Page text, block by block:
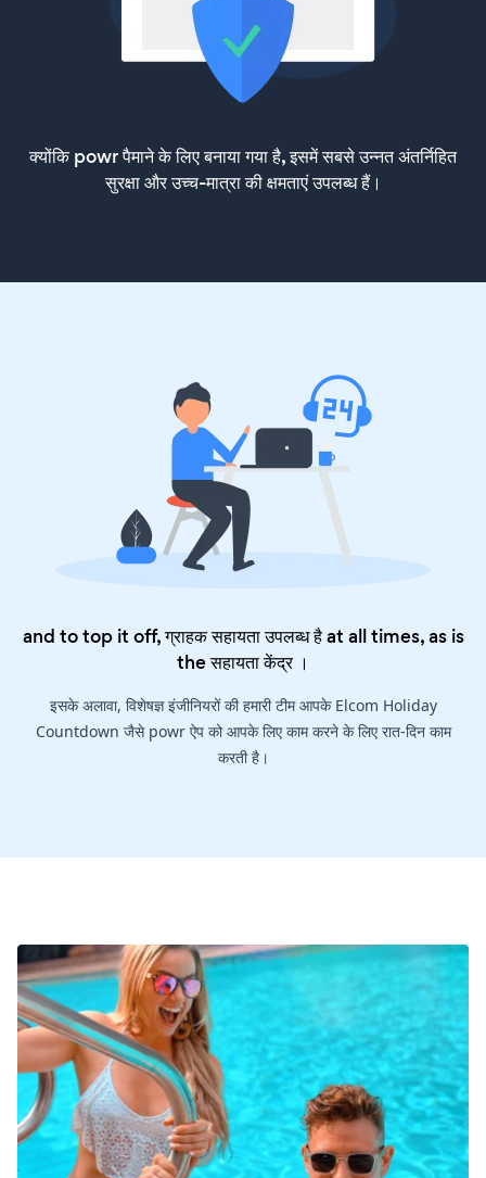
क्योंकि powr पैमाने के लिए बनाया गया है, इसमें सबसे उन्नत अंतर्निहित
सुरक्षा और उच्च-मात्रा की क्षमताएं उपलब्ध हैं।
and to top it off, ग्राहक सहायता उपलब्ध है at all times, as is
theसहायता केंद्र।
इसके अलावा, विशेषज्ञ इंजीनियरों की हमारी टीम आपके Elcom Holiday
Countdown जैसे powr ऐप को आपके लिए काम करने के लिए रात-दिन काम
करती है।